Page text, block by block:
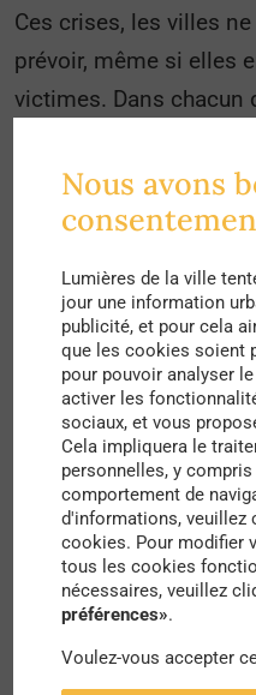
Ces crises, les villes
prévoir, même si elles
victimes. Dans chacun
profondément
Smogdû à la
comme le charbon,
essentiellement les
classiques de se
crises discriminatoires
la difficile cohabitation
les revendications
impliquées dans mai
bien urbains. Il en va
propagation du récent
densément peuplés et
Nous avons
Lumières de la ville
jour une information
publicité, et pour cela
que les cookies soient
pour pouvoir analyser
activer les
sociaux, et vous
Cela impliquera le
personnelles, y
comportement de
d'informations, veuillez
cookies. Pour modifier
tous les cookies
nécessaires, veuillez
préférences».
Voulez-vous accepter